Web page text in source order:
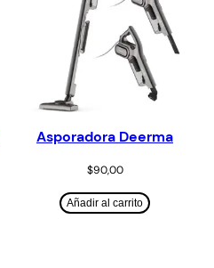
Asporadora Deerma
$90,00
Añadir al carrito